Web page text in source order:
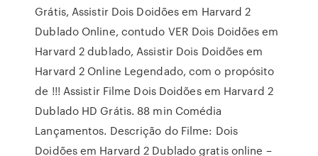
Grátis, Assistir Dois Doidões em Harvard 2
Dublado Online, contudo VER Dois Doidões em
Harvard 2 dublado, Assistir Dois Doidões em
Harvard 2 Online Legendado, com o propósito
de !!! Assistir Filme Dois Doidões em Harvard 2
Dublado HD Grátis. 88 min Comédia
Lançamentos. Descrição do Filme: Dois
Doidões em Harvard 2 Dublado gratis online –